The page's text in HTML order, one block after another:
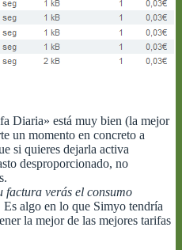
Diaria» está muy bien (la mejor
un momento en concreto a
si quieres dejarla activa
desproporcionado, no
factura verás el consumo
Es algo en lo que Simyo tendría
la mejor de las mejores tarifas